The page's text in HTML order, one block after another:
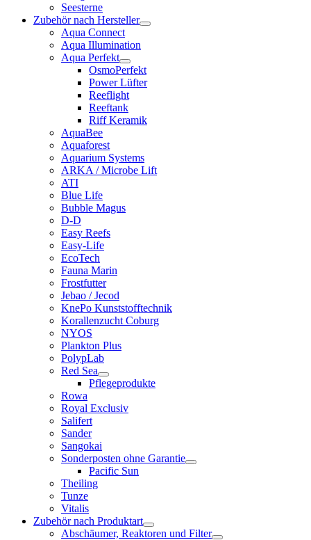
Seesterne
Zubehör nach Hersteller
Aqua Connect
Aqua Illumination
Aqua Perfekt
OsmoPerfekt
Power Lüfter
Reeflight
Reeftank
Riff Keramik
AquaBee
Aquaforest
Aquarium Systems
ARKA / Microbe Lift
ATI
Blue Life
Bubble Magus
D-D
Easy Reefs
Easy-Life
EcoTech
Fauna Marin
Frostfutter
Jebao / Jecod
KnePo Kunststofftechnik
Korallenzucht Coburg
NYOS
Plankton Plus
PolypLab
Red Sea
Pflegeprodukte
Rowa
Royal Exclusiv
Salifert
Sander
Sangokai
Sonderposten ohne Garantie
Pacific Sun
Theiling
Tunze
Vitalis
Zubehör nach Produktart
Abschäumer, Reaktoren und Filter